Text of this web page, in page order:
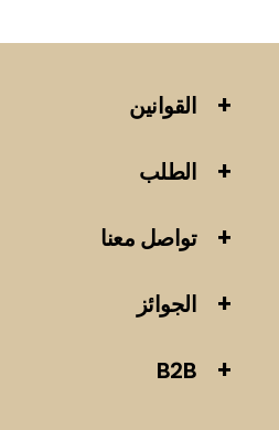
القوانين
الطلب
تواصل معنا
الجوائز
B2B